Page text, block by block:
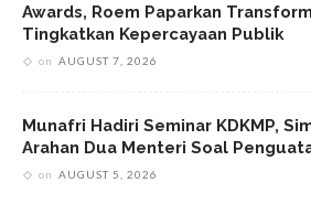
Awards, Roem Paparkan
Tingkatkan Kepercayaan Publik
on AUGUST 7, 2026
Munafri Hadiri Seminar KDKMP,
Arahan Dua Menteri Soal
on AUGUST 5, 2026